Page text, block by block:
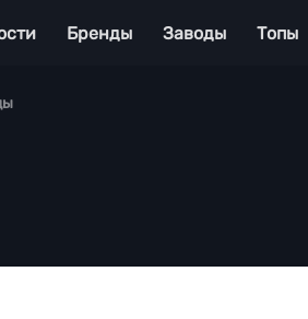
navigation
Бренды Заводы Топы